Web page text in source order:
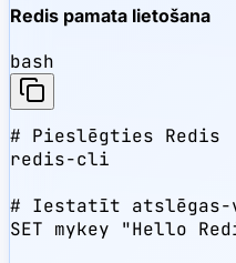
Redis pamata lietošana
bash
# Pieslēgties Redis
redis-cli
# Iestatīt atslēgas-
SET mykey "Hello